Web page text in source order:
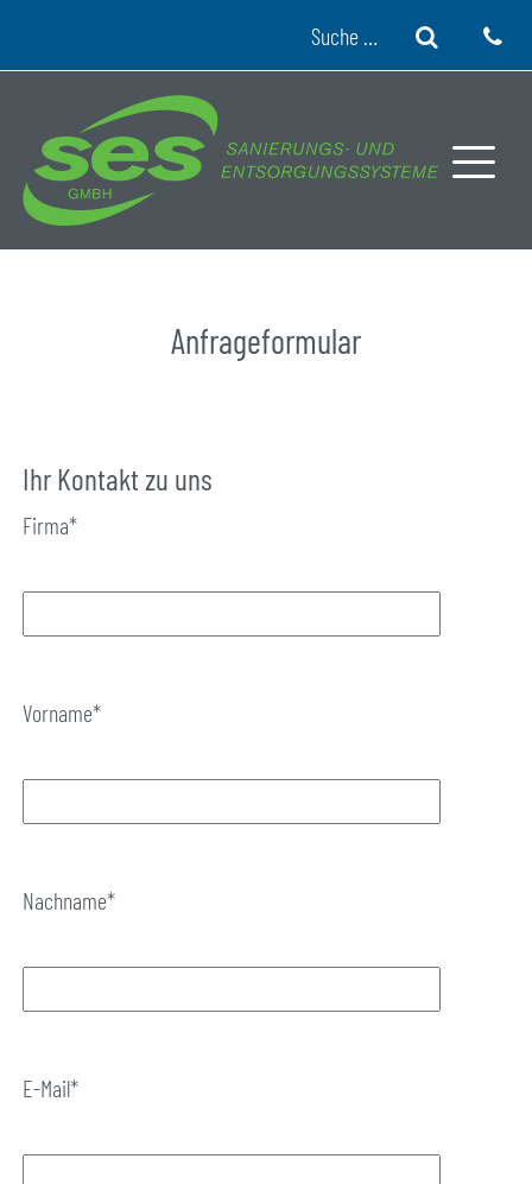
Suche
Anfrageformular
Ihr Kontakt zu uns
Firma*
Vorname*
Nachname*
E-Mail*